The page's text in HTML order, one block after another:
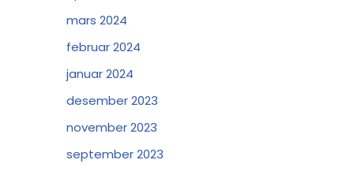
mars 2024
februar 2024
januar 2024
desember 2023
november 2023
september 2023